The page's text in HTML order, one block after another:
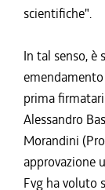
scientifiche".
In tal senso,
prima
Alessandro
Morandini
approvazione
Fvg ha voluto